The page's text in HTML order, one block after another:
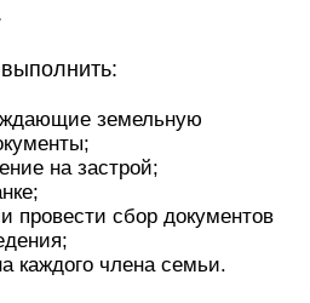
земельную
на застрой;
провести сбор документов
каждого члена семьи.